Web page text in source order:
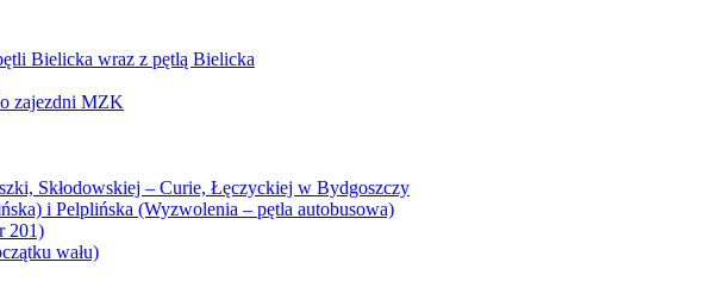
Bielicka wraz z pętlą Bielicka
zajezdni MZK
Skłodowskiej – Curie, Łęczyckiej w Bydgoszczy
i Pelplińska (Wyzwolenia – pętla autobusowa)
201)
wału)